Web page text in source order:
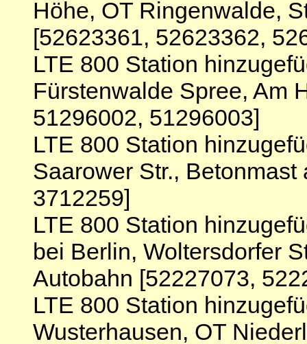
Höhe, OT Ringenwalde,
[52623361, 52623362,
LTE 800 Station
Fürstenwalde Spree, Am
51296002, 51296003]
LTE 800 Station
Saarower Str.,
3712259]
LTE 800 Station
bei Berlin, Woltersdorfer
Autobahn [52227073,
LTE 800 Station
Wusterhausen, OT